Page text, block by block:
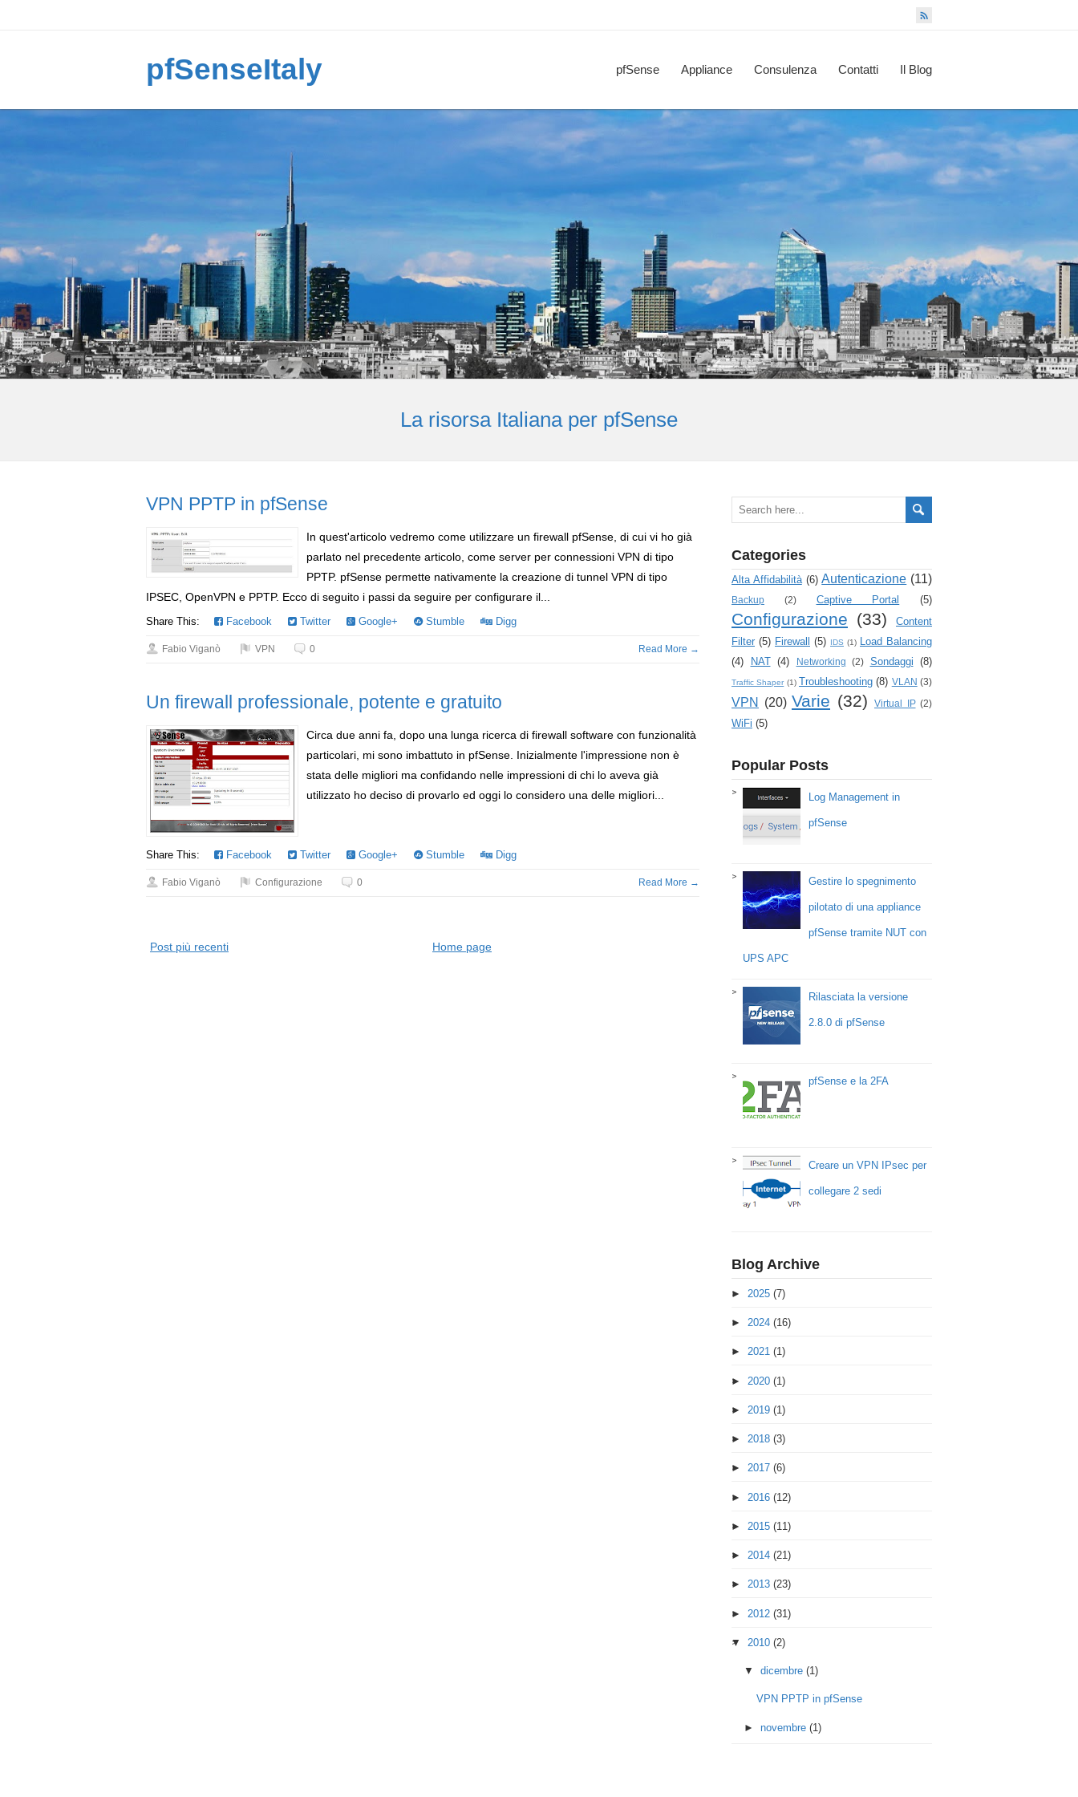
pfSenseItaly pfSense Appliance Consulenza Contatti Il Blog
La risorsa Italiana per pfSense
VPN PPTP in pfSense
In quest'articolo vedremo come utilizzare un firewall pfSense, di cui vi ho già
parlato nel precedente articolo, come server per connessioni VPN di tipo
PPTP. pfSense permette nativamente la creazione di tunnel VPN di tipo
IPSEC, OpenVPN e PPTP. Ecco di seguito i passi da seguire per configurare il...
Share This: Facebook Twitter Google+ Stumble Digg
Fabio Viganò VPN 0 Read More →
Un firewall professionale, potente e gratuito
Circa due anni fa, dopo una lunga ricerca di firewall software con funzionalità
particolari, mi sono imbattuto in pfSense. Inizialmente l'impressione non è
stata delle migliori ma confidando nelle impressioni di chi lo aveva già
utilizzato ho deciso di provarlo ed oggi lo considero una delle migliori...
Share This: Facebook Twitter Google+ Stumble Digg
Fabio Viganò Configurazione 0 Read More →
Post più recenti Home page
Categories
Alta Affidabilità (6) Autenticazione (11)
Backup (2) Captive Portal (5)
Configurazione (33)
Content
Filter (5) Firewall (5) IDS (1) Load Balancing
(4)
NAT (4) Networking (2) Sondaggi (8)
Traffic Shaper (1) Troubleshooting (8) VLAN (3)
VPN (20) Varie (32) Virtual IP (2)
WiFi (5)
Popular Posts
Log Management in
pfSense
Gestire lo spegnimento
pilotato di una appliance
pfSense tramite NUT con
UPS APC
Rilasciata la versione
2.8.0 di pfSense
pfSense e la 2FA
Creare un VPN IPsec per
collegare 2 sedi
Blog Archive
► 2025 (7)
► 2024 (16)
► 2021 (1)
► 2020 (1)
► 2019 (1)
► 2018 (3)
► 2017 (6)
► 2016 (12)
► 2015 (11)
► 2014 (21)
► 2013 (23)
► 2012 (31)
▼ 2010 (2)
▼ dicembre (1)
VPN PPTP in pfSense
► novembre (1)